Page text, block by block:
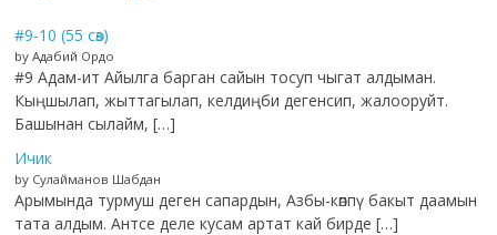
#9-10 (55 сөз)
by Адабий Ордо
#9 Адам-ит Айылга барган сайын тосуп чыгат алдыман.
Кыңшылап, жыттагылап, келдиңби дегенсип, жалооруйт.
Башынан сылайм, […]
Ичик
by Сулайманов Шабдан
Арымында турмуш деген сапардын, Азбы-көппү бакыт даамын
тата алдым. Антсе деле кусам артат кай бирде […]